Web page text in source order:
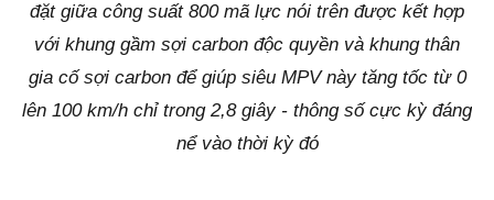
đặt giữa công suất 800 mã lực nói trên được kết hợp
với khung gầm sợi carbon độc quyền và khung thân
gia cố sợi carbon để giúp siêu MPV này tăng tốc từ 0
lên 100 km/h chỉ trong 2,8 giây - thông số cực kỳ đáng
nể vào thời kỳ đó